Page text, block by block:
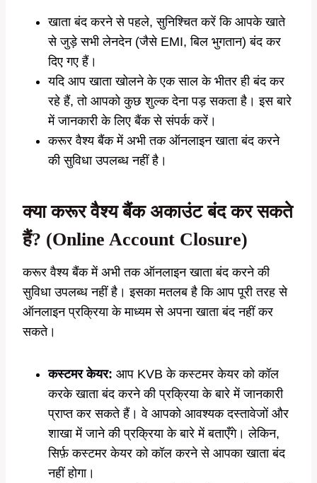
खाता बंद करने से पहले, सुनिश्चित करें कि आपके खाते
से जुड़े सभी लेनदेन (जैसे EMI, बिल भुगतान) बंद कर
दिए गए हैं।
यदि आप खाता खोलने के एक साल के भीतर ही बंद कर
रहे हैं, तो आपको कुछ शुल्क देना पड़ सकता है। इस बारे
में जानकारी के लिए बैंक से संपर्क करें।
करूर वैश्य बैंक में अभी तक ऑनलाइन खाता बंद करने
की सुविधा उपलब्ध नहीं है।
क्या करूर वैश्य बैंक अकाउंट बंद कर सकते
हैं? (Online Account Closure)
करूर वैश्य बैंक में अभी तक ऑनलाइन खाता बंद करने की
सुविधा उपलब्ध नहीं है। इसका मतलब है कि आप पूरी तरह से
ऑनलाइन प्रक्रिया के माध्यम से अपना खाता बंद नहीं कर
सकते।
कस्टमर केयर: आप KVB के कस्टमर केयर को कॉल
करके खाता बंद करने की प्रक्रिया के बारे में जानकारी
प्राप्त कर सकते हैं। वे आपको आवश्यक दस्तावेजों और
शाखा में जाने की प्रक्रिया के बारे में बताएँगे। लेकिन,
सिर्फ़ कस्टमर केयर को कॉल करने से आपका खाता बंद
नहीं होगा।